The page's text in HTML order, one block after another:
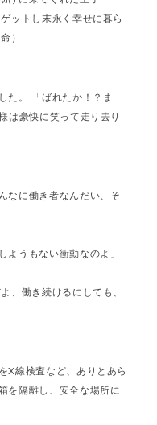
ットし末永く幸せに暮ら
）
た。 「ばれたか！？ま
は豪快に笑って走り去り
なに働き者なんだい、そ
ようもない衝動なのよ」
、働き続けるにしても、
X線検査など、ありとあら
を隔離し、安全な場所に